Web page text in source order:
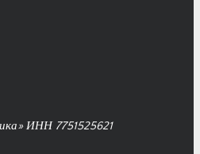
ИНН 7751525621